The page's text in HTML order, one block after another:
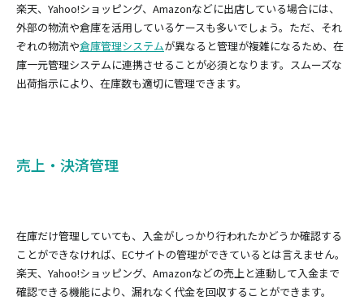
楽天、Yahoo!ショッピング、Amazonなどに出店している場合には、
外部の物流や倉庫を活用しているケースも多いでしょう。ただ、それ
ぞれの物流や倉庫管理システムが異なると管理が複雑になるため、在
庫一元管理システムに連携させることが必須となります。スムーズな
出荷指示により、在庫数も適切に管理できます。
売上・決済管理
在庫だけ管理していても、入金がしっかり行われたかどうか確認する
ことができなければ、ECサイトの管理ができているとは言えません。
楽天、Yahoo!ショッピング、Amazonなどの売上と連動して入金まで
確認できる機能により、漏れなく代金を回収することができます。